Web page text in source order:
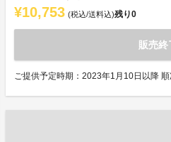
¥10,753 (税込/送料込)残り0
販売終
ご提供予定時期：2023年1月10日以降 順